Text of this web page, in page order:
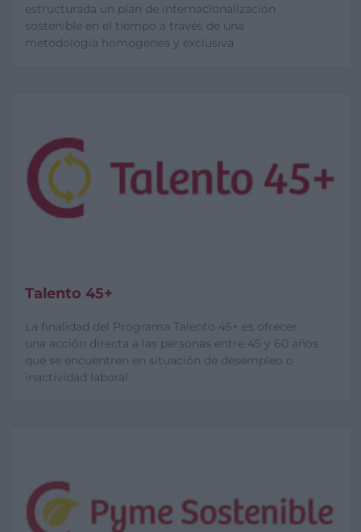
estructurada un plan de internacionalización
sostenible en el tiempo a través de una
metodología homogénea y exclusiva
Talento 45+
La finalidad del Programa Talento 45+ es ofrecer
una acción directa a las personas entre 45 y 60 años
que se encuentren en situación de desempleo o
inactividad laboral